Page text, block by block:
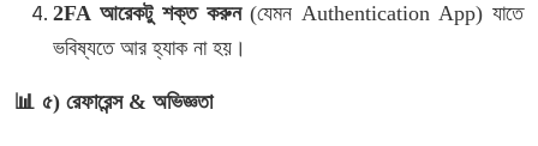
2FA আরেকটু শক্ত করুন(যেমন Authentication App)যাতে
ভবিষ্যতে আর হ্যাক না হয়।
📊 ৫) রেফারেন্স& অভিজ্ঞতা